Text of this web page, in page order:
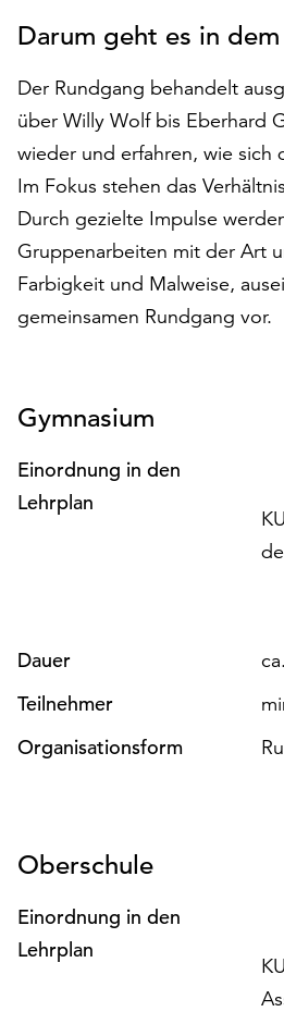
Darum geht es in
Der Rundgang behandelt
über Willy Wolf bis Eberhard
wieder und erfahren, wie sich
Im Fokus stehen das
Durch gezielte Impulse
Gruppenarbeiten mit der Art
Farbigkeit und Malweise,
gemeinsamen Rundgang vor.
Gymnasium
Einordnung in den
Lehrplan
Dauer
Teilnehmer
Organisationsform
Oberschule
Einordnung in den
Lehrplan